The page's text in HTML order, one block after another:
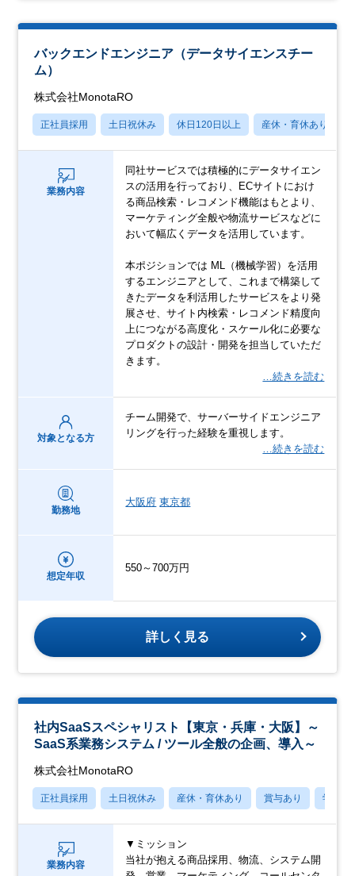
バックエンドエンジニア（データサイエンスチー
ム）
株式会社MonotaRO
正社員採用 土日祝休み 休日120日以上 産休・育休あり
業務内容
同社サービスでは積極的にデータサイエン
スの活用を行っており、ECサイトにおけ
る商品検索・レコメンド機能はもとより、
マーケティング全般や物流サービスなどに
おいて幅広くデータを活用しています。
本ポジションでは ML（機械学習）を活用
するエンジニアとして、これまで構築して
きたデータを利活用したサービスをより発
展させ、サイト内検索・レコメンド精度向
上につながる高度化・スケール化に必要な
プロダクトの設計・開発を担当していただ
きます。
…続きを読む
対象となる方
チーム開発で、サーバーサイドエンジニア
リングを行った経験を重視します。
…続きを読む
勤務地
大阪府 東京都
想定年収
550～700万円
詳しく見る
社内SaaSスペシャリスト【東京・兵庫・大阪】～
SaaS系業務システム / ツール全般の企画、導入～
株式会社MonotaRO
正社員採用 土日祝休み 産休・育休あり 賞与あり 学歴不
業務内容
▼ミッション
当社が抱える商品採用、物流、システム開